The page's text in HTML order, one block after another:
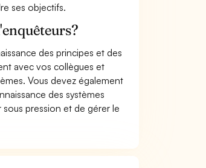
ses objectifs.
des principes et des
avec vos collègues et
Vous devez également
des systèmes
pression et de gérer le